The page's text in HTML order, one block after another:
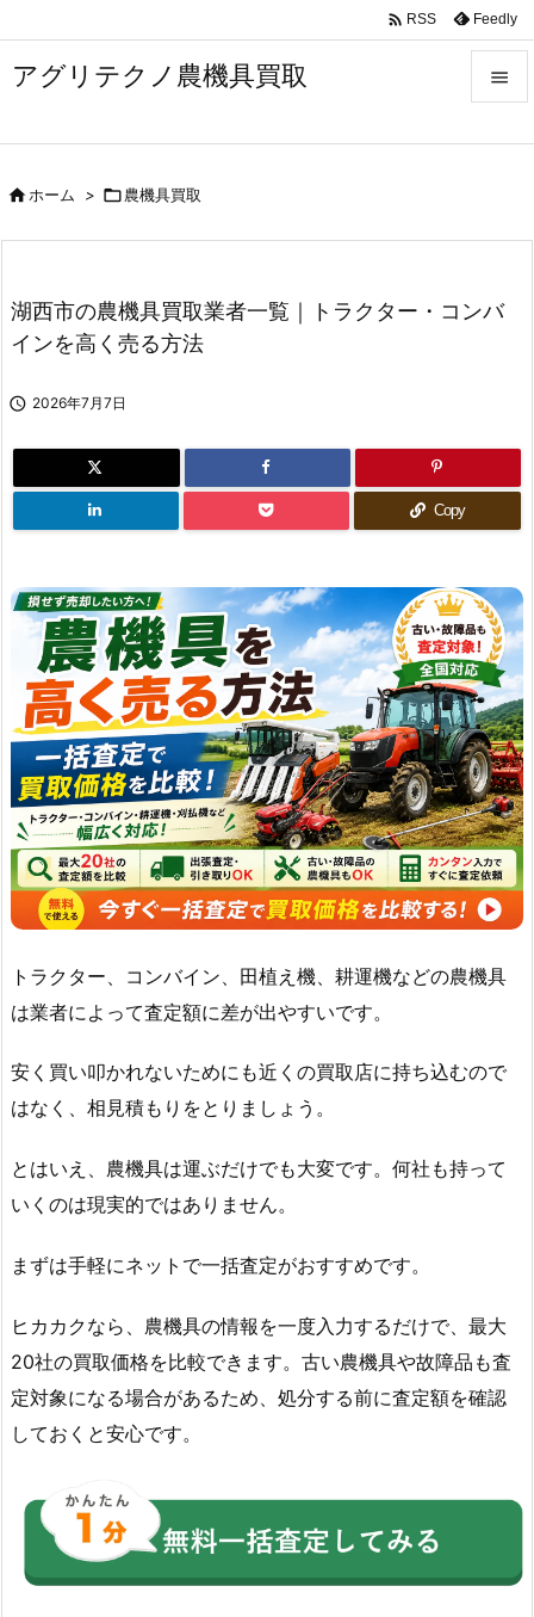
アグリテクノ農機具買取 


 RSS Feedly
ホーム > 農機具買取
湖西市の農機具買取業者一覧｜トラクター・コンバ
インを高く売る方法
 2026年7月7日
Copy
トラクター、コンバイン、田植え機、耕運機などの農機具
は業者によって査定額に差が出やすいです。
安く買い叩かれないためにも近くの買取店に持ち込むので
はなく、相見積もりをとりましょう。
とはいえ、農機具は運ぶだけでも大変です。何社も持って
いくのは現実的ではありません。
まずは手軽にネットで一括査定がおすすめです。
ヒカカクなら、農機具の情報を一度入力するだけで、最大
20社の買取価格を比較できます。古い農機具や故障品も査
定対象になる場合があるため、処分する前に査定額を確認
しておくと安心です。